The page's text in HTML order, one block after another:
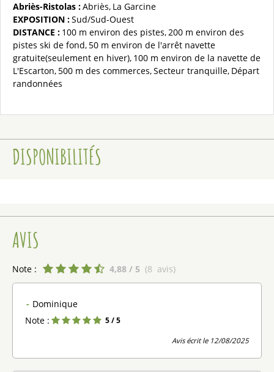
Abriès-Ristolas :Abriès La Garcine
EXPOSITION :Sud/Sud-Ouest
DISTANCE : 100 m environ des pistes 200 m environ des
pistes ski de fond 50 m environ de l'arrêt navette
gratuite(seulement en hiver) 100 m environ de la navette de
L'Escarton
500 m des commerces Secteur tranquille Départ
randonnées
DISPONIBILITÉS
AVIS
Note : 4,88 / 5 (8 avis)
Dominique
Note :
5 / 5
Avis écrit le 12/08/2025